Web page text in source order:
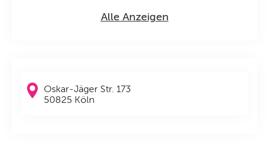
Alle Anzeigen
Oskar-Jäger Str. 173
50825 Köln